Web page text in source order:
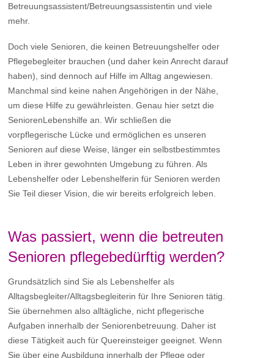
Betreuungsassistent/Betreuungsassistentin und viele
mehr.
Doch viele Senioren, die keinen Betreuungshelfer oder
Pflegebegleiter brauchen (und daher kein Anrecht darauf
haben), sind dennoch auf Hilfe im Alltag angewiesen.
Manchmal sind keine nahen Angehörigen in der Nähe,
um diese Hilfe zu gewährleisten. Genau hier setzt die
SeniorenLebenshilfe an. Wir schließen die
vorpflegerische Lücke und ermöglichen es unseren
Senioren auf diese Weise, länger ein selbstbestimmtes
Leben in ihrer gewohnten Umgebung zu führen. Als
Lebenshelfer oder Lebenshelferin für Senioren werden
Sie Teil dieser Vision, die wir bereits erfolgreich leben.
Was passiert, wenn die betreuten
Senioren pflegebedürftig werden?
Grundsätzlich sind Sie als Lebenshelfer als
Alltagsbegleiter/Alltagsbegleiterin für Ihre Senioren tätig.
Sie übernehmen also alltägliche, nicht pflegerische
Aufgaben innerhalb der Seniorenbetreuung. Daher ist
diese Tätigkeit auch für Quereinsteiger geeignet. Wenn
Sie über eine Ausbildung innerhalb der Pflege oder